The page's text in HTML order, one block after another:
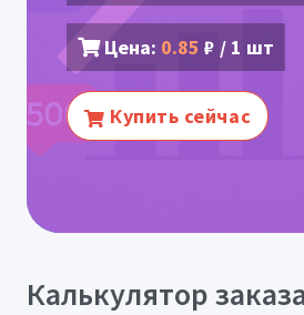
Цена: 0.85 ₽ / 1 шт
Купить сейчас
Калькулятор